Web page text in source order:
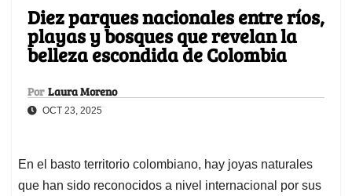
Diez parques nacionales entre ríos,
playas y bosques que revelan la
belleza escondida de Colombia
Por Laura Moreno
OCT 23, 2025
En el basto territorio colombiano, hay joyas naturales
que han sido reconocidos a nivel internacional por sus